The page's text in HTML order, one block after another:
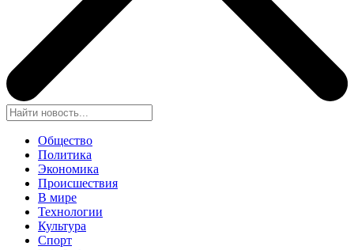
Общество
Политика
Экономика
Происшествия
В мире
Технологии
Культура
Спорт